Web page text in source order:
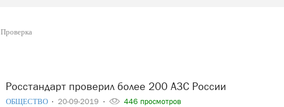
Проверка
Росстандарт проверил более 200 АЗС России
ОБЩЕСТВО 20-09-2019 446 просмотров